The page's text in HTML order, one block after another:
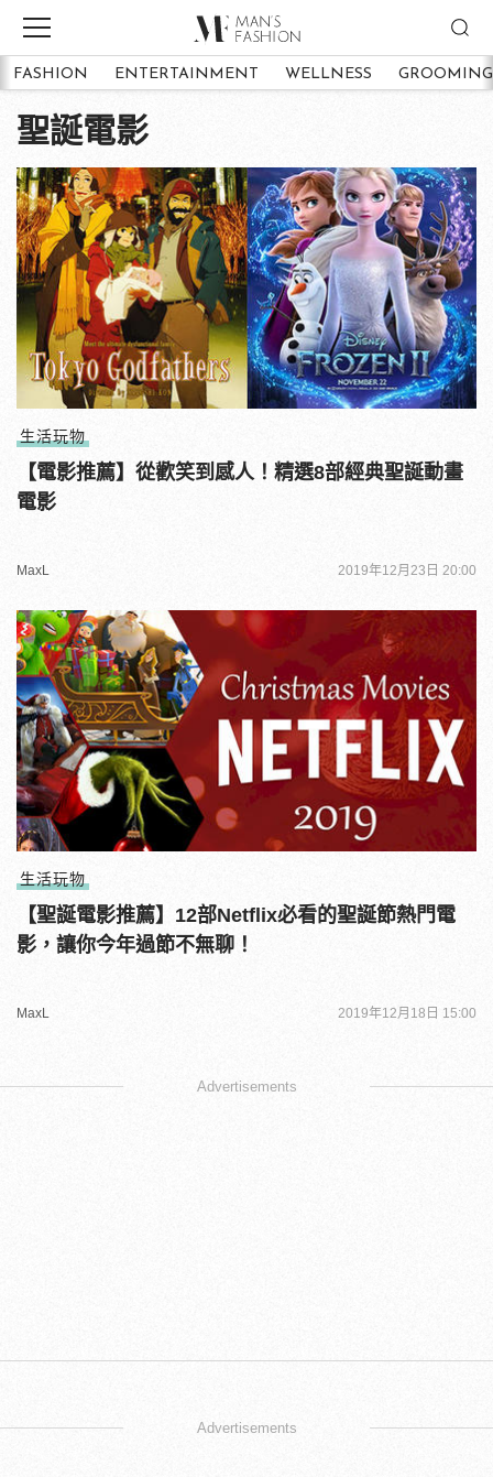
FASHION ENTERTAINMENT WELLNESS GROOMING
聖誕電影
生活玩物
【電影推薦】從歡笑到感人！精選8部經典聖誕動畫
電影
MaxL 2019年12月23日 20:00
生活玩物
【聖誕電影推薦】12部Netflix必看的聖誕節熱門電
影，讓你今年過節不無聊！
MaxL 2019年12月18日 15:00
Advertisements
Advertisements